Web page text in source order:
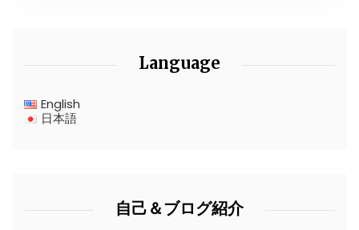
Language
English
日本語
自己＆ブログ紹介